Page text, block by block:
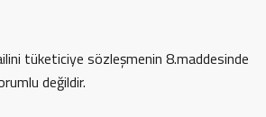
tüketiciye sözleşmenin 8.maddesinde
değildir.